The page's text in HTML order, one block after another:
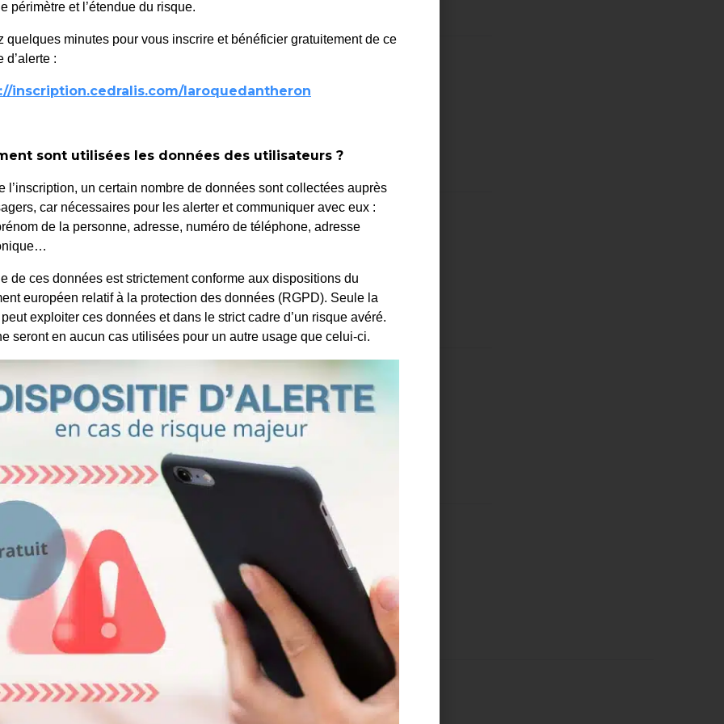
HABITAT
composteur !
de jardiner ?
périmètre et l’étendue du risque.
quelques minutes pour vous inscrire et bénéficier gratuitement de ce
d’alerte :
inscription.cedralis.com/laroquedantheron
sont utilisées les données des utilisateurs ?
l’inscription, un certain nombre de données sont collectées auprès
car nécessaires pour les alerter et communiquer avec eux :
de la personne, adresse, numéro de téléphone, adresse
de ces données est strictement conforme aux dispositions du
européen relatif à la protection des données (RGPD). Seule la
exploiter ces données et dans le strict cadre d’un risque avéré.
seront en aucun cas utilisées pour un autre usage que celui-ci.